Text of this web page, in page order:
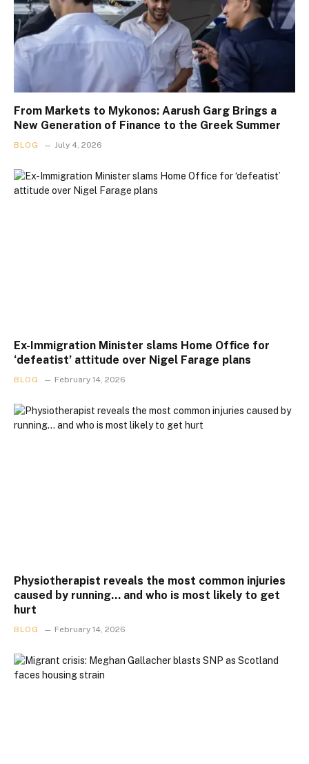
From Markets to Mykonos: Aarush Garg Brings a
New Generation of Finance to the Greek Summer
BLOG July 4, 2026
Ex-Immigration Minister slams Home Office for
‘defeatist’ attitude over Nigel Farage plans
BLOG February 14, 2026
Physiotherapist reveals the most common injuries
caused by running… and who is most likely to get
hurt
BLOG February 14, 2026